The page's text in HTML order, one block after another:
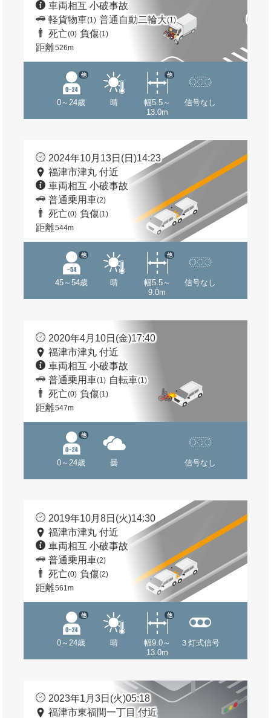
車両相互 小破事故
軽貨物車(1) 普通自動二輪大(1)
死亡(0) 負傷(1)
距離526m
0～24歳
他
晴
幅5.5～
13.0m
他
信号なし
2024年10月13日(日)14:23
福津市津丸 付近
車両相互 小破事故
普通乗用車(2)
死亡(0) 負傷(1)
距離544m
45～54歳
他
晴
幅5.5～
9.0m
他
信号なし
2020年4月10日(金)17:40
福津市津丸 付近
車両相互 小破事故
普通乗用車(1) 自転車(1)
死亡(0) 負傷(1)
距離547m
0～24歳
他
曇 信号なし
2019年10月8日(火)14:30
福津市津丸 付近
車両相互 小破事故
普通乗用車(2)
死亡(0) 負傷(2)
距離561m
0～24歳
他
晴
幅9.0～
13.0m
他
３灯式信号
2023年1月3日(火)05:18
福津市東福間一丁目 付近